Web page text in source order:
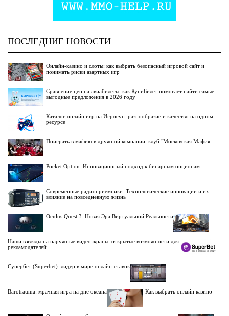
ПОСЛЕДНИЕ НОВОСТИ
Онлайн-казино и слоты: как выбрать безопасный игровой сайт и
понимать риски азартных игр
Сравнение цен на авиабилеты: как КупиБилет помогает найти самые
выгодные предложения в 2026 году
Каталог онлайн игр на Игросуп: разнообразие и качество на одном
ресурсе
Поиграть в мафию в дружной компании: клуб "Московская Мафия
Pocket Option: Инновационный подход к бинарным опционам
Современные радиоприемники: Технологические инновации и их
влияние на повседневную жизнь
Oculus Quest 3: Новая Эра Виртуальной Реальности
Наши взгляды на наружные видеоэкраны: открытые возможности для
рекламодателей
Супербет (Superbet): лидер в мире онлайн-ставок
Barotrauma: мрачная игра на дне океана Как выбрать онлайн казино